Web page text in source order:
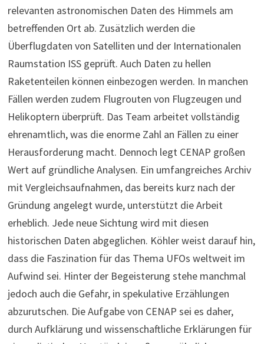
relevanten astronomischen Daten des Himmels am
betreffenden Ort ab. Zusätzlich werden die
Überflugdaten von Satelliten und der Internationalen
Raumstation ISS geprüft. Auch Daten zu hellen
Raketenteilen können einbezogen werden. In manchen
Fällen werden zudem Flugrouten von Flugzeugen und
Helikoptern überprüft. Das Team arbeitet vollständig
ehrenamtlich, was die enorme Zahl an Fällen zu einer
Herausforderung macht. Dennoch legt CENAP großen
Wert auf gründliche Analysen. Ein umfangreiches Archiv
mit Vergleichsaufnahmen, das bereits kurz nach der
Gründung angelegt wurde, unterstützt die Arbeit
erheblich. Jede neue Sichtung wird mit diesen
historischen Daten abgeglichen. Köhler weist darauf hin,
dass die Faszination für das Thema UFOs weltweit im
Aufwind sei. Hinter der Begeisterung stehe manchmal
jedoch auch die Gefahr, in spekulative Erzählungen
abzurutschen. Die Aufgabe von CENAP sei es daher,
durch Aufklärung und wissenschaftliche Erklärungen für